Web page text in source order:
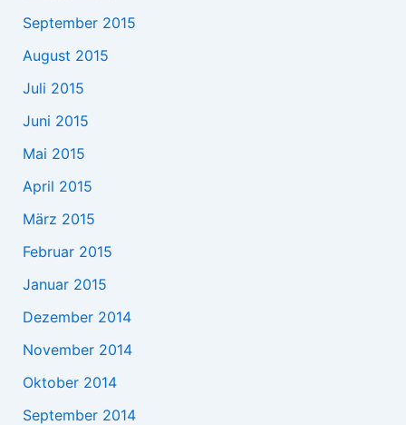
September 2015
August 2015
Juli 2015
Juni 2015
Mai 2015
April 2015
März 2015
Februar 2015
Januar 2015
Dezember 2014
November 2014
Oktober 2014
September 2014